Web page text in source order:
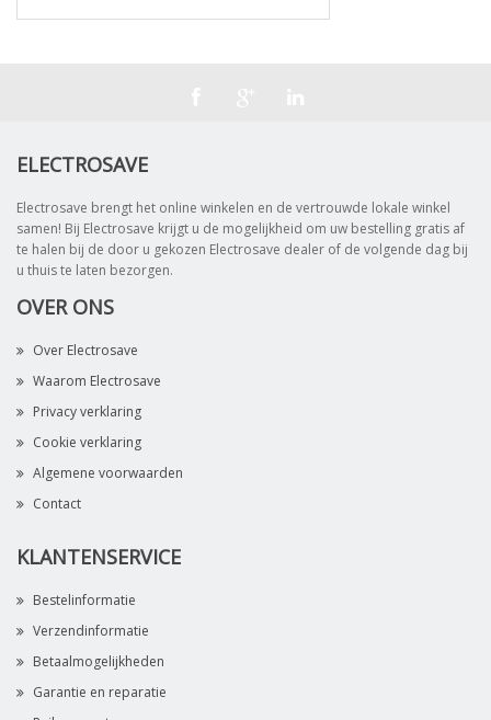
ELECTROSAVE
Electrosave brengt het online winkelen en de vertrouwde lokale winkel
samen! Bij Electrosave krijgt u de mogelijkheid om uw bestelling gratis af
te halen bij de door u gekozen Electrosave dealer of de volgende dag bij
u thuis te laten bezorgen.
OVER ONS
Over Electrosave
Waarom Electrosave
Privacy verklaring
Cookie verklaring
Algemene voorwaarden
Contact
KLANTENSERVICE
Bestelinformatie
Verzendinformatie
Betaalmogelijkheden
Garantie en reparatie